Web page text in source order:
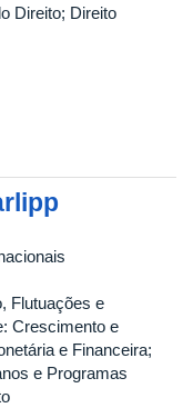
Direito; Direito
Flutuações e
Crescimento e
e Financeira;
e Programas